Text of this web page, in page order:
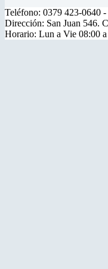
Teléfono: 0379 423-0640
Dirección: San Juan 546.
Horario: Lun a Vie 08:00